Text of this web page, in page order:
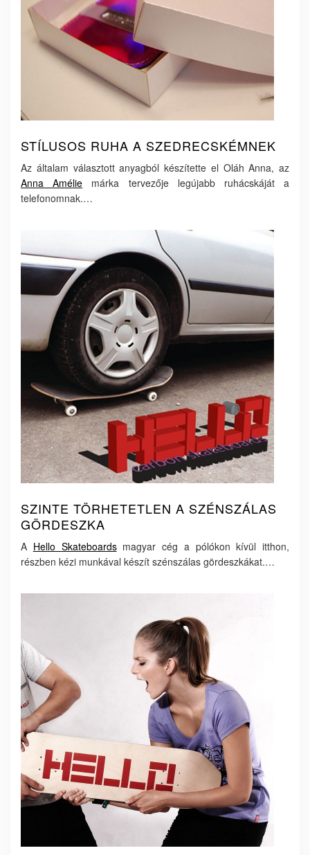
STÍLUSOS RUHA A SZEDRECSKÉMNEK
Az általam választott anyagból készítette el Oláh Anna, az
Anna Amélie márka tervezője legújabb ruhácskáját a
telefonomnak.…
SZINTE TÖRHETETLEN A SZÉNSZÁLAS
GÖRDESZKA
A Hello Skateboardsmagyar cég a pólókon kívül itthon,
részben kézi munkával készít szénszálas gördeszkákat.…